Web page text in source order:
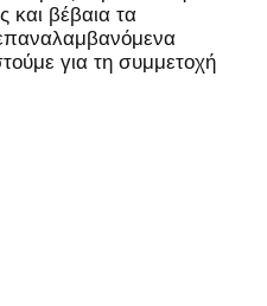
και βέβαια τα
για τη συμμετοχή